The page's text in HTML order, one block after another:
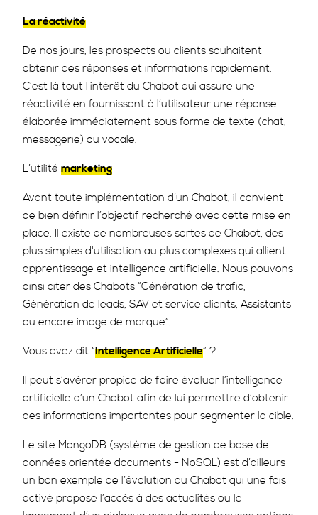
La réactivité
De nos jours, les prospects ou clients souhaitent
obtenir des réponses et informations rapidement.
C’est là tout l'intérêt du Chabot qui assure une
réactivité en fournissant à l’utilisateur une réponse
élaborée immédiatement sous forme de texte (chat,
messagerie) ou vocale.
L’utilité marketing
Avant toute implémentation d’un Chabot, il convient
de bien définir l’objectif recherché avec cette mise en
place. Il existe de nombreuses sortes de Chabot, des
plus simples d'utilisation au plus complexes qui allient
apprentissage et intelligence artificielle. Nous pouvons
ainsi citer des Chabots “Génération de trafic,
Génération de leads, SAV et service clients, Assistants
ou encore image de marque”.
Vous avez dit “Intelligence Artificielle” ?
Il peut s’avérer propice de faire évoluer l’intelligence
artificielle d’un Chabot afin de lui permettre d’obtenir
des informations importantes pour segmenter la cible.
Le site MongoDB (système de gestion de base de
données orientée documents - NoSQL) est d’ailleurs
un bon exemple de l’évolution du Chabot qui une fois
activé propose l’accès à des actualités ou le